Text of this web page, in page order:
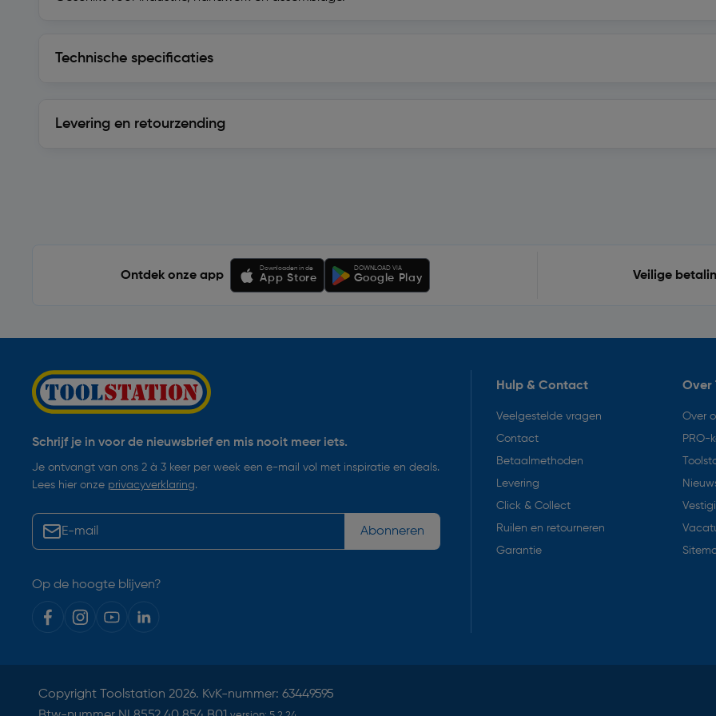
Technische specificaties
Levering en retourzending
Ontdek onze app
Downloaden in de
App Store
DOWNLOAD VIA
Google Play Veilige
Schrijf je in voor de nieuwsbrief en mis nooit meer iets.
Je ontvangt van ons 2 à 3 keer per week een e-mail vol met inspiratie en deals.
Lees hier onze privacyverklaring.
Abonneren
Op de hoogte blijven?
Hulp & Contact
Veelgestelde vragen
Contact
Betaalmethoden
Levering
Click & Collect
Ruilen en retourneren
Garantie
Over
Over
PRO-
Copyright Toolstation 2026. KvK-nummer: 63449595